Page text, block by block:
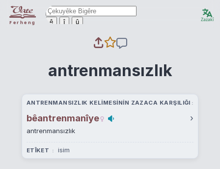
Ferheng ê î û Zazakî
antrenmansızlık
ANTRENMANSIZLIK KELIMESININ ZAZACA KARŞILIĞI
bêantrenmanîye ›
antrenmansızlık
ETÎKET isim